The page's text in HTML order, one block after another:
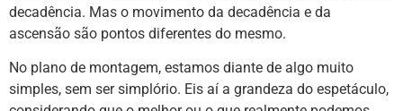
decadência. Mas o movimento da decadência e da
ascensão são pontos diferentes do mesmo.
No plano de montagem, estamos diante de algo muito
simples, sem ser simplório. Eis aí a grandeza do espetáculo,